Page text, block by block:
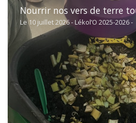
Nourrir nos vers de terre
Le 10 juillet 2026 - Lékol’O 2025-2026 -